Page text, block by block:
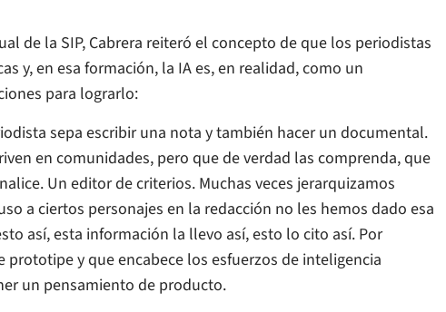
de la SIP, Cabrera reiteró el concepto de que los periodistas
y, en esa formación, la IA es, en realidad, como un
para lograrlo:
sepa escribir una nota y también hacer un documental.
en comunidades, pero que de verdad las comprenda, que
Un editor de criterios. Muchas veces jerarquizamos
a ciertos personajes en la redacción no les hemos dado esa
así, esta información la llevo así, esto lo cito así. Por
y que encabece los esfuerzos de inteligencia
un pensamiento de producto.